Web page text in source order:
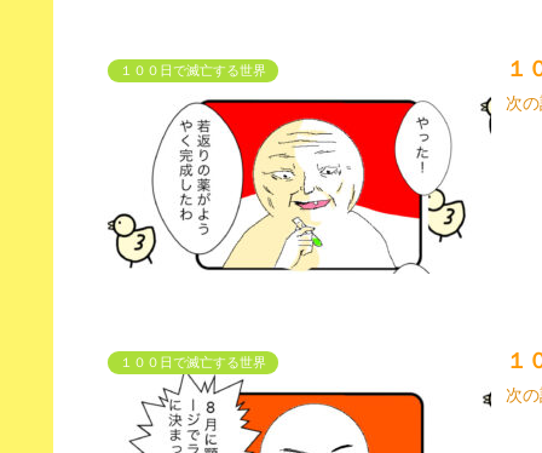
１００日で滅亡する世界 １
次
１００日で滅亡する世界 １
次